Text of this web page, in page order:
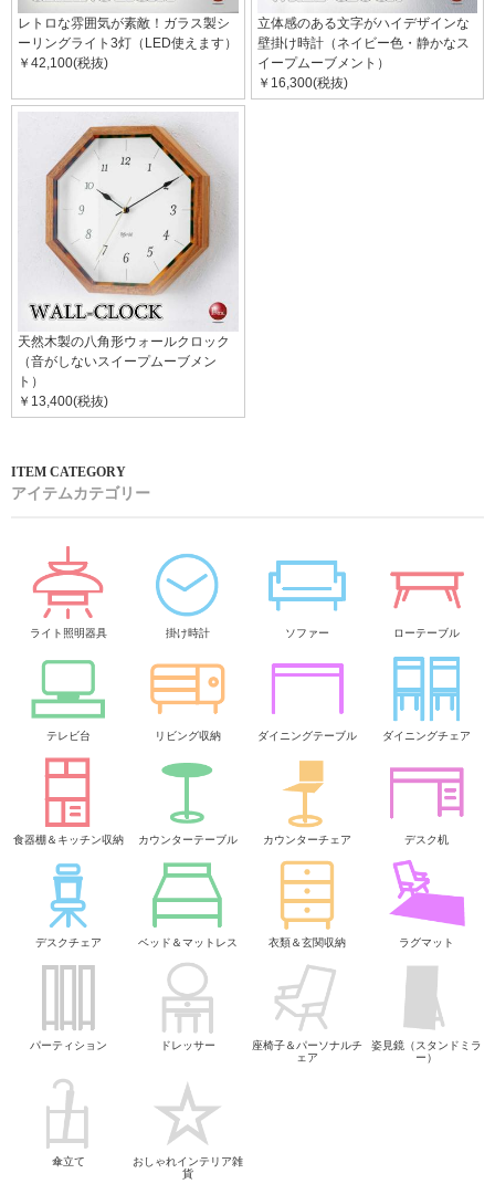
レトロな雰囲気が素敵！ガラス製シ
ーリングライト3灯（LED使えます）
￥42,100(税抜)
立体感のある文字がハイデザインな
壁掛け時計（ネイビー色・静かなス
イープムーブメント）
￥16,300(税抜)
天然木製の八角形ウォールクロック
（音がしないスイープムーブメン
ト）
￥13,400(税抜)
アイテムカテゴリー
ライト照明器具 掛け時計 ソファー ローテーブル
テレビ台 リビング収納 ダイニングテーブル ダイニングチェア
食器棚＆キッチン収納 カウンターテーブル カウンターチェア デスク机
デスクチェア ベッド＆マットレス 衣類＆玄関収納 ラグマット
パーティション ドレッサー
座椅子＆パーソナルチ
ェア
姿見鏡（スタンドミラ
ー）
傘立て
おしゃれインテリア雑
貨